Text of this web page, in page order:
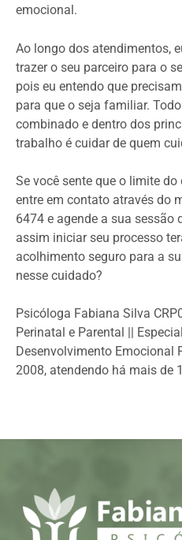
emocional.
Ao longo dos atendimentos,
trazer o seu parceiro para o
pois eu entendo que
para que o seja familiar.
combinado e dentro dos
trabalho é cuidar de quem
Se você sente que o limite
entre em contato através do
6474 e agende a sua sessão
assim iniciar seu processo
acolhimento seguro para a
nesse cuidado?
Psicóloga Fabiana Silva
Perinatal e Parental ||
Desenvolvimento Emocional
2008, atendendo há mais de